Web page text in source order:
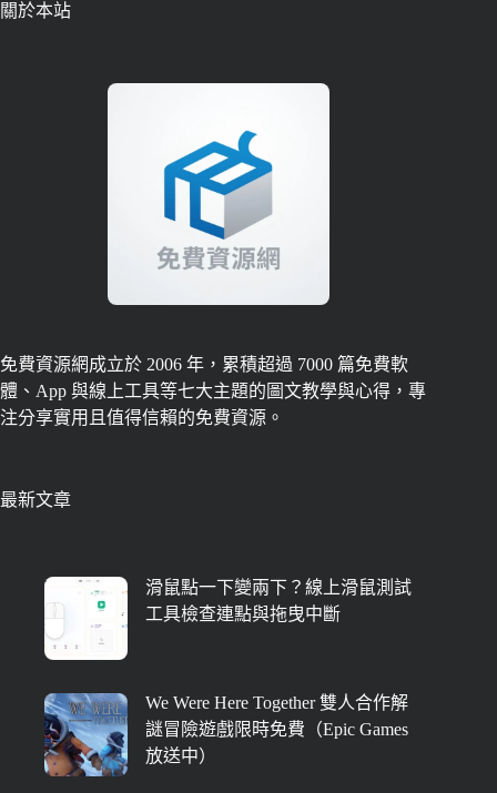
關於本站
免費資源網成立於 2006 年，累積超過 7000 篇免費軟
體、App 與線上工具等七大主題的圖文教學與心得，專
注分享實用且值得信賴的免費資源。
最新文章
滑鼠點一下變兩下？線上滑鼠測試
工具檢查連點與拖曳中斷
We Were Here Together 雙人合作解
謎冒險遊戲限時免費（Epic Games
放送中）